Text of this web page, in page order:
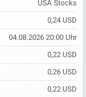
USA Stocks
0,24 USD
04.08.2026 20:00 Uhr
0,22 USD
0,26 USD
0,22 USD